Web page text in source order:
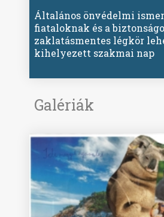
Általános önvédelmi
fiataloknak és a
zaklatásmentes légkör
kihelyezett szakmai nap
Galériák